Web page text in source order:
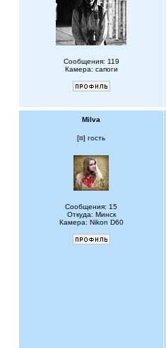
Сообщения: 119
Камера: сапоги
Milva
[ ] гость
Сообщения: 15
Откуда: Минск
Камера: Nikon D60